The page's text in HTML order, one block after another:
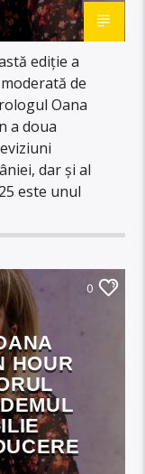
ediție a
de
Oana
a doua
dar și al
este unul
0
HOUR